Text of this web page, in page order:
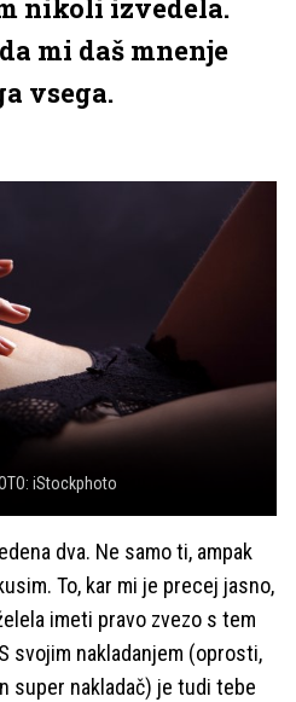
nikoli izvedela.
mi daš mnenje
vsega.
iStockphoto
dva. Ne samo ti, ampak
To, kar mi je precej jasno,
imeti pravo zvezo s tem
svojim nakladanjem (oprosti,
super nakladač) je tudi tebe